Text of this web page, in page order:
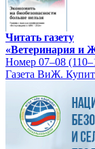
Читать газету
«Ветеринария и
Номер 07–08
Газета ВиЖ.